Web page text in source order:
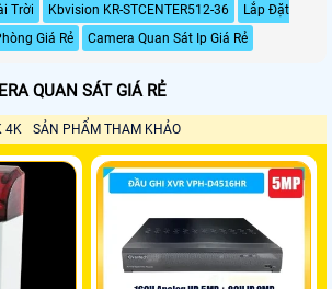
Trời
Kbvision KR-STCENTER512-36
Lắp Đặt
Giá Rẻ
Camera Quan Sát Ip Giá Rẻ
QUAN SÁT GIÁ RẺ
4K SẢN PHẨM THAM KHẢO